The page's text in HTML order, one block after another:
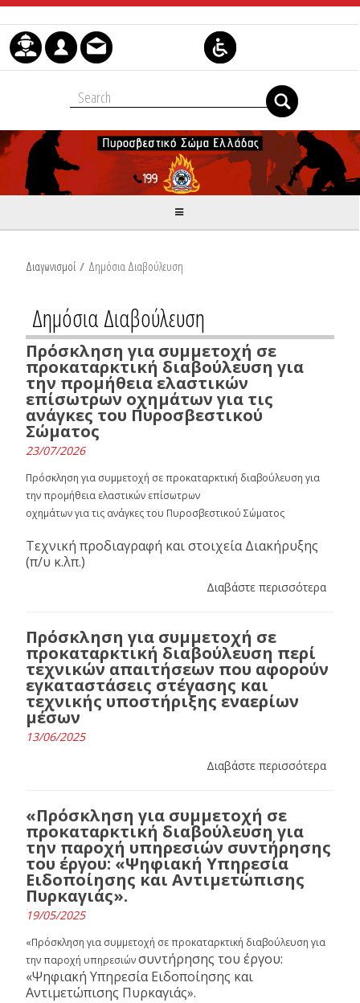
Skip to Content
Διαγωνισμοί / Δημόσια Διαβούλευση
Δημόσια Διαβούλευση
Πρόσκληση για συμμετοχή σε
προκαταρκτική διαβούλευση για
την προμήθεια ελαστικών
επίσωτρων οχημάτων για τις
ανάγκες του Πυροσβεστικού
Σώματος
23/07/2026
Πρόσκληση για συμμετοχή σε προκαταρκτική διαβούλευση για
την προμήθεια ελαστικών επίσωτρων
οχημάτων για τις ανάγκες του Πυροσβεστικού Σώματος
Τεχνική προδιαγραφή και στοιχεία Διακήρυξης
(π/υ κ.λπ.)
Διαβάστε περισσότερα
Πρόσκληση για συμμετοχή σε
προκαταρκτική διαβούλευση περί
τεχνικών απαιτήσεων που αφορούν
εγκαταστάσεις στέγασης και
τεχνικής υποστήριξης εναερίων
μέσων
13/06/2025
Διαβάστε περισσότερα
«Πρόσκληση για συμμετοχή σε
προκαταρκτική διαβούλευση για
την παροχή υπηρεσιών συντήρησης
του έργου: «Ψηφιακή Υπηρεσία
Ειδοποίησης και Αντιμετώπισης
Πυρκαγιάς».
19/05/2025
«Πρόσκληση για συμμετοχή σε προκαταρκτική διαβούλευση για
την παροχή υπηρεσιώνσυντήρησης του έργου:
«Ψηφιακή Υπηρεσία Ειδοποίησης και
Αντιμετώπισης Πυρκαγιάς».